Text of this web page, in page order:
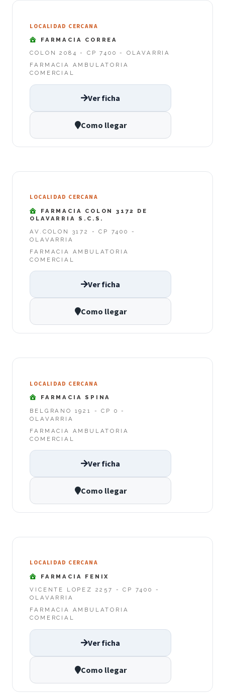
LOCALIDAD CERCANA
FARMACIA CORREA
COLON 2084 - CP 7400 - OLAVARRIA
FARMACIA AMBULATORIA
COMERCIAL
Ver ficha
Como llegar
LOCALIDAD CERCANA
FARMACIA COLON 3172 DE
OLAVARRIA S.C.S.
AV.COLON 3172 - CP 7400 -
OLAVARRIA
FARMACIA AMBULATORIA
COMERCIAL
Ver ficha
Como llegar
LOCALIDAD CERCANA
FARMACIA SPINA
BELGRANO 1921 - CP 0 -
OLAVARRIA
FARMACIA AMBULATORIA
COMERCIAL
Ver ficha
Como llegar
LOCALIDAD CERCANA
FARMACIA FENIX
VICENTE LOPEZ 2257 - CP 7400 -
OLAVARRIA
FARMACIA AMBULATORIA
COMERCIAL
Ver ficha
Como llegar